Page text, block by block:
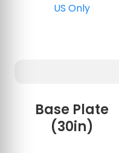
US Only
Base Plate
(30in)